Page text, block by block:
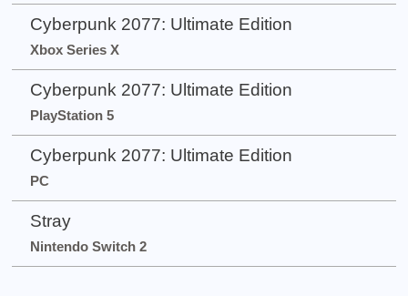
Cyberpunk 2077: Ultimate Edition
Xbox Series X
Cyberpunk 2077: Ultimate Edition
PlayStation 5
Cyberpunk 2077: Ultimate Edition
PC
Stray
Nintendo Switch 2